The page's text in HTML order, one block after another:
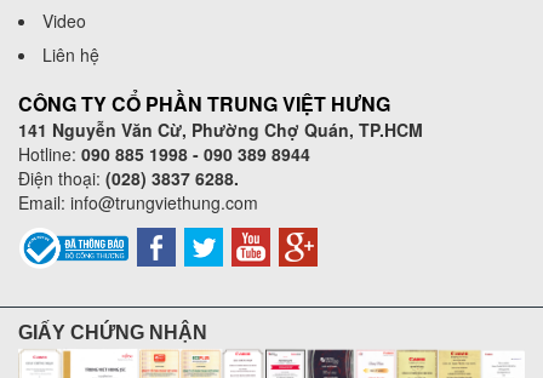
Video
Liên hệ
CÔNG TY CỔ PHẦN TRUNG VIỆT HƯNG
141 Nguyễn Văn Cừ, Phường Chợ Quán, TP.HCM
Hotline: 090 885 1998 - 090 389 8944
Điện thoại: (028) 3837 6288.
Email: info@trungviethung.com
GIẤY CHỨNG NHẬN